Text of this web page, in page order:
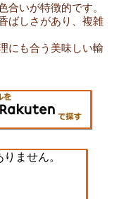
合いが特徴的です。
ばしさがあり、複雑
にも合う美味しい輸